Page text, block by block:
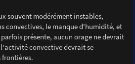
souvent modérément instables,
convectives, le manque d'humidité, et
présente, aucun orage ne devrait
l'activité convective devrait se
frontières.